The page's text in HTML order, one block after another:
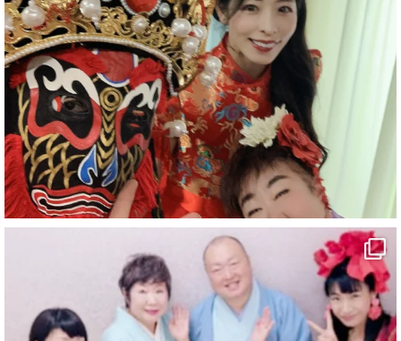
#チャンネル登録おねがいします
#愛媛県
#新居浜市
#幸福駅
#別子銅山
#鉱山観光列車
#四国
#愛媛観光
#旅行
#旅行動画
#一人旅
#観光スポット
#旅行好きと繋がりたい
X